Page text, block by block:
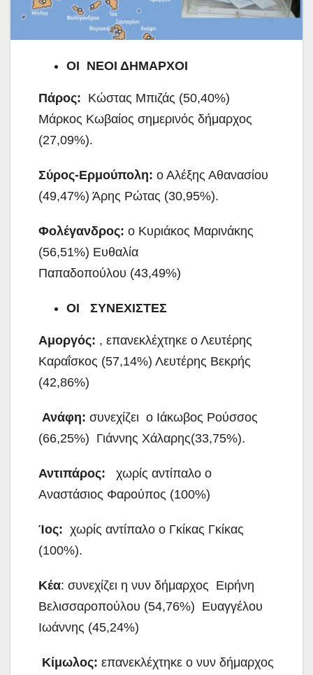
ΟΙ ΝΕΟΙ ΔΗΜΑΡΧΟΙ
Πάρος: Κώστας Μπιζάς (50,40%)
Μάρκος Κωβαίος σημερινός δήμαρχος
(27,09%).
Σύρος-Ερμούπολη: ο Αλέξης Αθανασίου
(49,47%) Άρης Ρώτας (30,95%).
Φολέγανδρος: ο Κυριάκος Μαρινάκης
(56,51%) Ευθαλία
Παπαδοπούλου (43,49%)
ΟΙ ΣΥΝΕΧΙΣΤΕΣ
Αμοργός: , επανεκλέχτηκε ο Λευτέρης
Καραΐσκος (57,14%) Λευτέρης Βεκρής
(42,86%)
Ανάφη: συνεχίζει ο Ιάκωβος Ρούσσος
(66,25%) Γιάννης Χάλαρης(33,75%).
Αντιπάρος:
χωρίς αντίπαλο ο
Αναστάσιος Φαρούπος (100%)
Ίος: χωρίς αντίπαλο ο Γκίκας Γκίκας
(100%).
Κέα: συνεχίζει η νυν δήμαρχος Ειρήνη
Βελισσαροπούλου (54,76%) Ευαγγέλου
Ιωάννης (45,24%)
Κίμωλος: επανεκλέχτηκε ο νυν δήμαρχος